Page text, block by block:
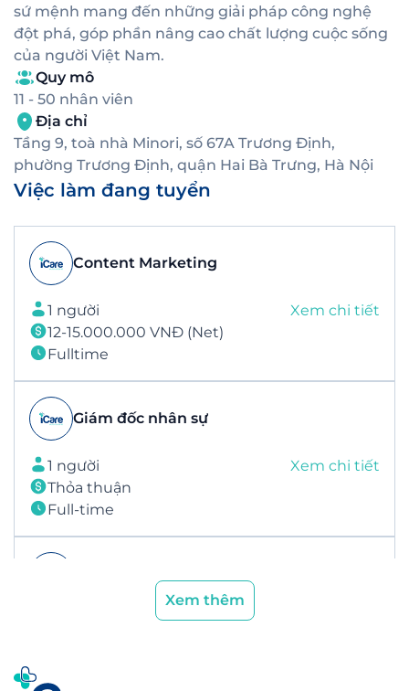
sứ mệnh mang đến những giải pháp công nghệ
đột phá, góp phần nâng cao chất lượng cuộc sống
của người Việt Nam.
Quy mô
11 - 50 nhân viên
Địa chỉ
Tầng 9, toà nhà Minori, số 67A Trương Định,
phường Trương Định, quận Hai Bà Trưng, Hà Nội
Việc làm đang tuyển
Content Marketing
1 người
12-15.000.000 VNĐ (Net)
Fulltime
Xem chi tiết
Giám đốc nhân sự
1 người
Thỏa thuận
Full-time
Xem chi tiết
Xem thêm